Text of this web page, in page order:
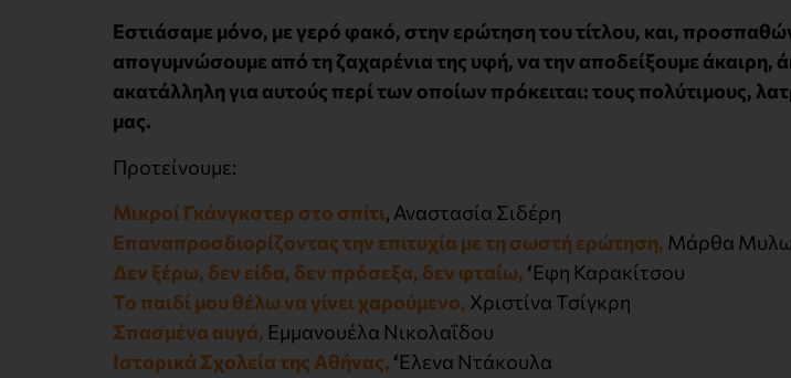
Εστιάσαμε μόνο, με γερό φακό, στην ερώτηση του τίτλου, και,
απογυμνώσουμε από τη ζαχαρένια της υφή, να την αποδείξουμε άκαιρη,
ακατάλληλη για αυτούς περί των οποίων πρόκειται: τους πολύτιμους,
μας.
Προτείνουμε:
Μικροί Γκάνγκστερ στο σπίτι, Αναστασία Σιδέρη
Επαναπροσδιορίζοντας την επιτυχία με τη σωστή ερώτηση, Μάρθα
Δεν ξέρω, δεν είδα, δεν πρόσεξα, δεν φταίω, ‘Εφη Καρακίτσου
Το παιδί μου θέλω να γίνει χαρούμενο, Χριστίνα Τσίγκρη
Σπασμένα αυγά, Εμμανουέλα Νικολαΐδου
Ιστορικά Σχολεία της Αθήνας, ‘Ελενα Ντάκουλα